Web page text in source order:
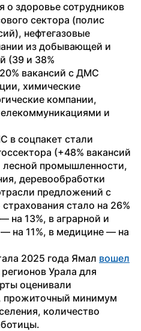
о здоровье сотрудников
сектора (полис
нефтегазовые
из добывающей и
(39 и 38%
вакансий с ДМС
химические
компании,
и
в соцпакет стали
(+48% вакансий
промышленности,
деревообработки
предложений с
стало на 26%
на 13%, в аграрной и
на 11%, в медицине — на
2025 года Ямал вошел
Урала для
оценивали
прожиточный минимум
количество